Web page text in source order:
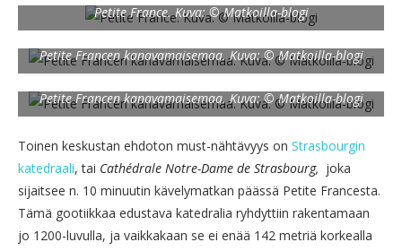
Petite France. Kuva: © Matkoilla-blogi
Petite Francen kanavamaisemaa. Kuva: © Matkoilla-blogi
Petite Francen kanavamaisemaa. Kuva: © Matkoilla-blogi
Toinen keskustan ehdoton must-nähtävyys on Strasbourgin
katedraali, tai Cathédrale Notre-Dame de Strasbourg, joka
sijaitsee n. 10 minuutin kävelymatkan päässä Petite Francesta.
Tämä gootiikkaa edustava katedralia ryhdyttiin rakentamaan
jo 1200-luvulla, ja vaikkakaan se ei enää 142 metriä korkealla